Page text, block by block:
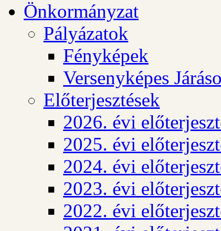
Önkormányzat
Pályázatok
Fényképek
Versenyképes
Előterjesztések
2026. évi
2025. évi
2024. évi
2023. évi
2022. évi